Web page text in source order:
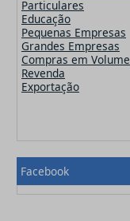
McAfee
Microsoft
Navicat
Nero
Netsarang
Network Automation
NitroPDF
Palisade
PaperCut
PDFlib
Web Design
Particulares
Educação
Pequenas Empresas
Grandes Empresas
Compras em Volume
Revenda
Exportação
Facebook